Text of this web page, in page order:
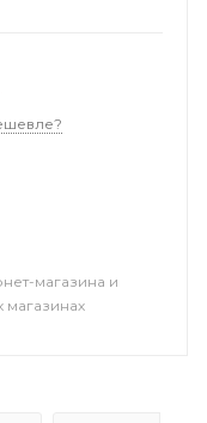
магазина и
магазинах